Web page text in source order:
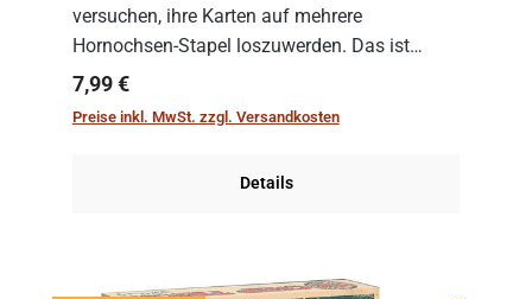
versuchen, ihre Karten auf mehrere
Hornochsen-Stapel loszuwerden. Das ist
kniffliger als gedacht, denn die Differenz
zwischen ausgespielter Karte und der
Regulärer Preis:
7,99 €
Preise inkl. MwSt. zzgl. Versandkosten
Details